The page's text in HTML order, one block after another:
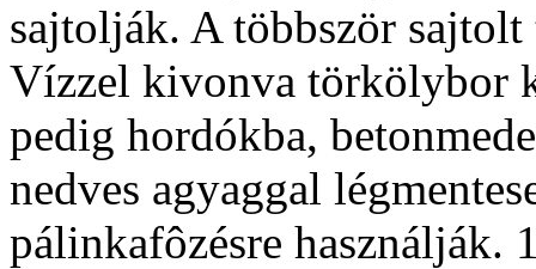
sajtolják. A többször
Vízzel kivonva törkölybor
pedig hordókba,
nedves agyaggal
pálinkafôzésre használják.